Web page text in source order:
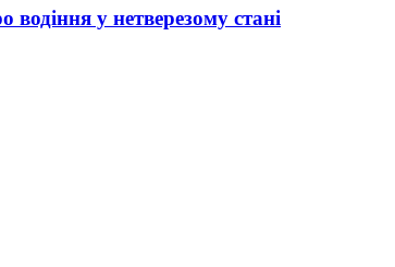
водіння у нетверезому стані